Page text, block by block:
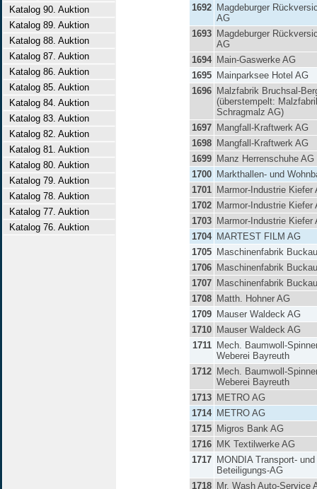
Katalog 90. Auktion
Katalog 89. Auktion
Katalog 88. Auktion
Katalog 87. Auktion
Katalog 86. Auktion
Katalog 85. Auktion
Katalog 84. Auktion
Katalog 83. Auktion
Katalog 82. Auktion
Katalog 81. Auktion
Katalog 80. Auktion
Katalog 79. Auktion
Katalog 78. Auktion
Katalog 77. Auktion
Katalog 76. Auktion
1692 Magdeburger
AG
1693 Magdeburger
AG
1694 Main-Gaswerke AG
1695 Mainparksee Hotel AG
1696 Malzfabrik Bruchsal-
(überstempelt:
Schragmalz AG)
1697 Mangfall-Kraftwerk AG
1698 Mangfall-Kraftwerk AG
1699 Manz Herrenschuhe AG
1700 Markthallen- und
1701 Marmor-Industrie Kiefer
1702 Marmor-Industrie Kiefer
1703 Marmor-Industrie Kiefer
1704 MARTEST FILM AG
1705 Maschinenfabrik
1706 Maschinenfabrik
1707 Maschinenfabrik
1708 Matth. Hohner AG
1709 Mauser Waldeck AG
1710 Mauser Waldeck AG
1711
Mech. Baumwoll-
Weberei Bayreuth
1712 Mech. Baumwoll-
Weberei Bayreuth
1713 METRO AG
1714 METRO AG
1715 Migros Bank AG
1716 MK Textilwerke AG
1717 MONDIA Transport- und
Beteiligungs-AG
1718 Mr. Wash Auto-Service